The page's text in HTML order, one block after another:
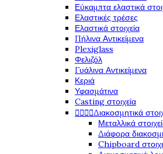
Εύκαμπτα ελαστικά
Ελαστικές τρέσες
Ελαστικά στοιχεία
Πήλινα Αντικείμενα
Plexiglass
Φελιζόλ
Γυάλινα Αντικείμενα
Κεριά
Υφασμάτινα
Casting στοιχεία
Διακοσμητικά
Μεταλλικά
Διάφορα
Chipboard